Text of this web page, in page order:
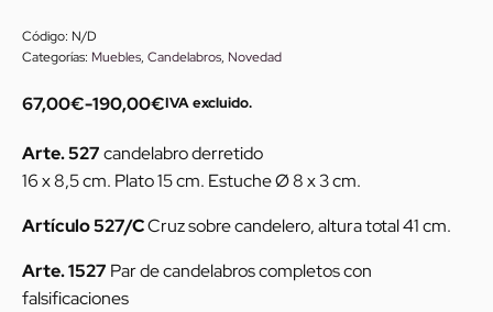
Código: N/D
Categorías: Muebles, Candelabros, Novedad
67,00€-190,00€
Rango
de
precios:
desde
67,00€
190,00€
IVA excluido.
Arte. 527candelabro derretido
16 x 8,5 cm. Plato 15 cm. Estuche Ø 8 x 3 cm.
Artículo 527/CCruz sobre candelero, altura total 41 cm.
Arte. 1527 Par de candelabros completos con
falsificaciones